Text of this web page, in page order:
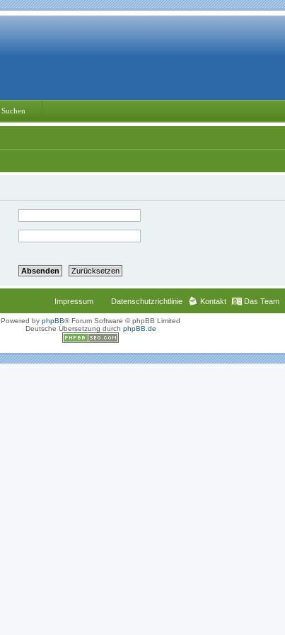
Suchen
Das Team
Kontakt
Datenschutzrichtlinie
Impressum
Powered by phpBB® Forum Software © phpBB Limited
Deutsche Übersetzung durch phpBB.de